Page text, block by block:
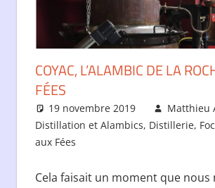
COYAC, L’ALAMBIC DE LA
FÉES
19 novembre 2019
Matthieu
Distillation et Alambics, Distillerie,
aux Fées
Cela faisait un moment que nous